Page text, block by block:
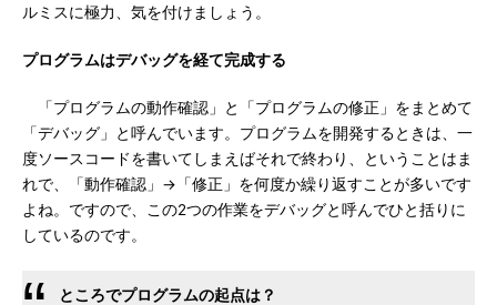
ルミスに極力、気を付けましょう。
プログラムはデバッグを経て完成する
「プログラムの動作確認」と「プログラムの修正」をまとめて
「デバッグ」と呼んでいます。プログラムを開発するときは、一
度ソースコードを書いてしまえばそれで終わり、ということはま
れで、「動作確認」→「修正」を何度か繰り返すことが多いです
よね。ですので、この2つの作業をデバッグと呼んでひと括りに
しているのです。
ところでプログラムの起点は？